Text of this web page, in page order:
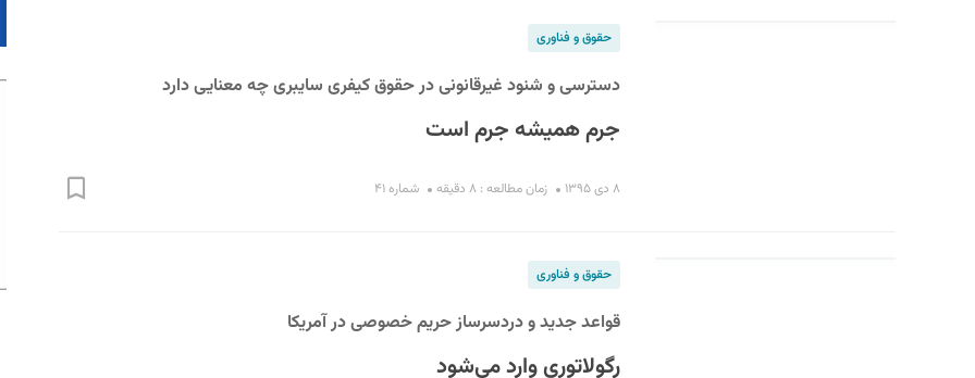
حقوق و فناوری
دسترسی و شنود غیرقانونی در حقوق کیفری سایبری چه معنایی دارد
جرم همیشه جرم است
۸ دی ۱۳۹۵ زمان مطالعه : ۸ دقیقه شماره ۴۱
حقوق و فناوری
قواعد جدید و دردسرساز حریم خصوصی در آمریکا
رگولاتوری وارد می‌شود